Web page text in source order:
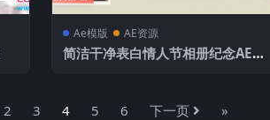
Ae模版 AE资源
简洁干净表白情人节相册纪念AE模
2 3 4 5 6 下一页 »